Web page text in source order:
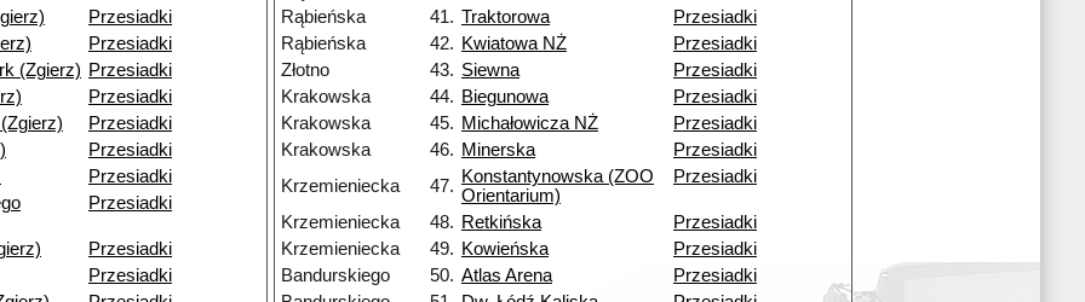
Przesiadki
Przesiadki
(Zgierz) Przesiadki
Przesiadki
Przesiadki
Przesiadki
Przesiadki
Przesiadki
Przesiadki
Przesiadki
Rąbieńska
41. Traktorowa
Przesiadki
Rąbieńska
42. Kwiatowa NŻ
Przesiadki
Złotno
43. Siewna
Przesiadki
Krakowska
44. Biegunowa
Przesiadki
Krakowska
45. Michałowicza NŻ
Przesiadki
Krakowska
46. Minerska
Przesiadki
Krzemieniecka
47. Konstantynowska (ZOO
Orientarium)
Przesiadki
Krzemieniecka 48. Retkińska
Przesiadki
Krzemieniecka
49. Kowieńska
Przesiadki
Bandurskiego
50. Atlas Arena
Przesiadki